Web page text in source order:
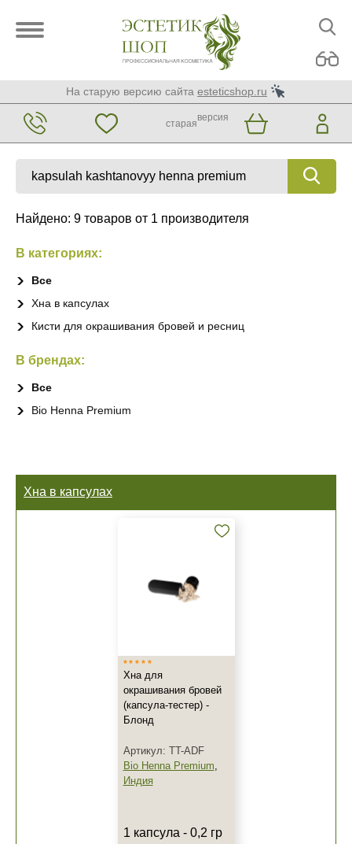
На старую версию сайта esteticshop.ru
старая
версия
Найдено: 9 товаров от 1 производителя
В категориях:
Все
Хна в капсулах
Кисти для окрашивания бровей и ресниц
В брендах:
Все
Bio Henna Premium
Хна в капсулах
Хна для
окрашивания бровей
(капсула-тестер) -
Блонд
Артикул: TT-ADF
Bio Henna Premium,
Индия
1 капсула - 0,2 гр